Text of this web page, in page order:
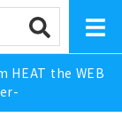
HEAT the WEB